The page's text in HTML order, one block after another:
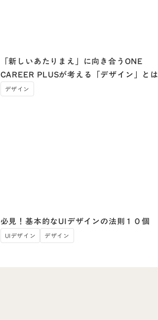
「新しいあたりまえ」に向き合うONE
CAREER PLUSが考える「デザイン」とは
デザイン
必見！基本的なUIデザインの法則１０個
UIデザイン デザイン